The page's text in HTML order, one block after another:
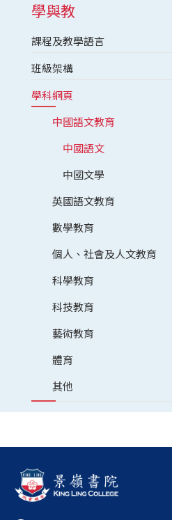
學與教
課程及教學語言
班級架構
學科網頁
中國語文教育
中國語文
中國文學
英國語文教育
數學教育
個人、社會及人文教育
科學教育
科技教育
藝術教育
體育
其他